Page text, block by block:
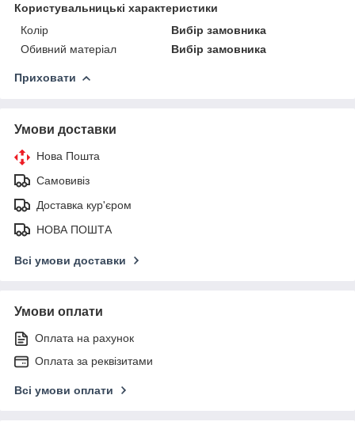
Користувальницькі характеристики
Колір
Вибір замовника
Обивний матеріал
Вибір замовника
Приховати
Умови доставки
Нова Пошта
Самовивіз
Доставка кур'єром
НОВА ПОШТА
Всі умови доставки
Умови оплати
Оплата на рахунок
Оплата за реквізитами
Всі умови оплати